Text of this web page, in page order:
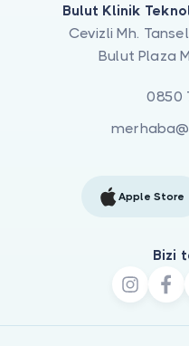
Bulut Klinik
Cevizli Mh.
Bulut Plaza
0850
Apple Store
Bizi